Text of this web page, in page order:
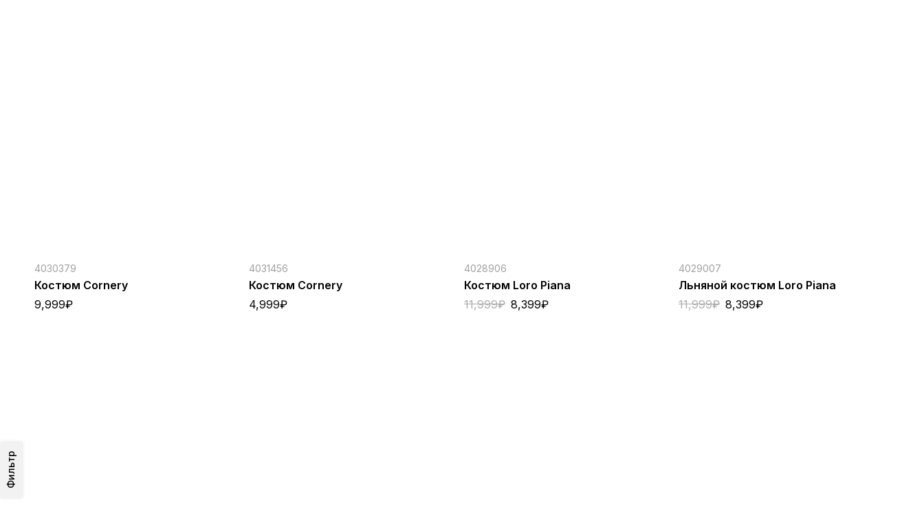
Фильтр
4030379
Костюм Cornery
9,999₽
4031456
Костюм Cornery
4,999₽
4028906
Костюм Loro Piana
11,999₽ 8,399₽
4029007
Льняной костюм Loro Piana
11,999₽ 8,399₽